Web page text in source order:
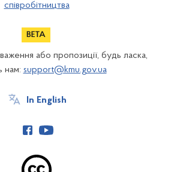
співробітництва
або пропозиції, будь ласка,
нам: support@kmu.gov.ua
In English